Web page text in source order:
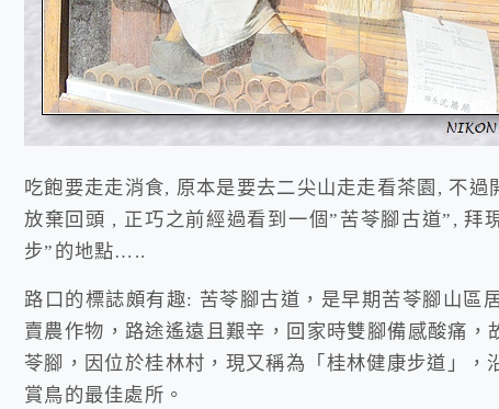
吃飽要走走消食, 原本是要去二尖山走走看茶園, 不
放棄回頭 , 正巧之前經過看到一個”苦苓腳古道”, 拜
步”的地點…..
路口的標誌頗有趣: 苦苓腳古道，是早期苦苓腳山區
賣農作物，路途遙遠且艱辛，回家時雙腳備感酸痛
苓腳，因位於桂林村，現又稱為「桂林健康步道」
賞鳥的最佳處所。